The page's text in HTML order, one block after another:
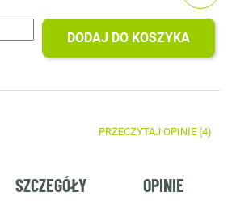
DODAJ DO KOSZYKA
PRZECZYTAJ OPINIE (4)
SZCZEGÓŁY OPINIE